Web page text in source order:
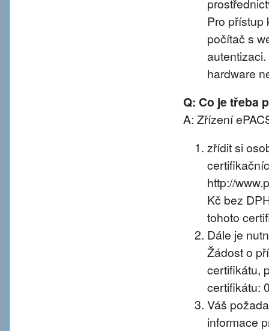
Pro přístup
počítač s
hardware
Q: Co je třeba
A: Zřízení
zřídit si
http://
Kč bez
tohoto
Dále je
Žádost o
certifikátu,
certifikátu:
Váš
informace